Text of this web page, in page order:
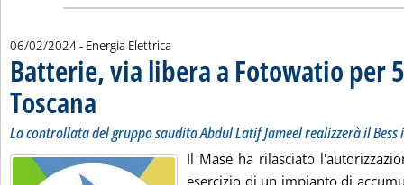
06/02/2024- Energia Elettrica
Batterie, via libera a Fotowatio per
Toscana . Sottotitolo: La controllata del gruppo saudita Abdul Latif Jameel
La controllata del gruppo saudita Abdul Latif Jameel realizzerà il
Il Mase ha rilasciato